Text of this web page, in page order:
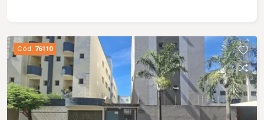
Cód. 76110